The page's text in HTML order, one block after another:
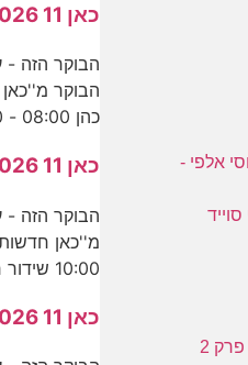
אלפי -
כאן 11 06-08-2026
הבוקר
כהן 08:00 - 10:00 שידור חי של תוכנית הרדיו של
כאן 11 05-08-2026
10:00 שידור חי של תוכנית הרדיו של ''כאן חדשות
כאן 11 04-08-2026